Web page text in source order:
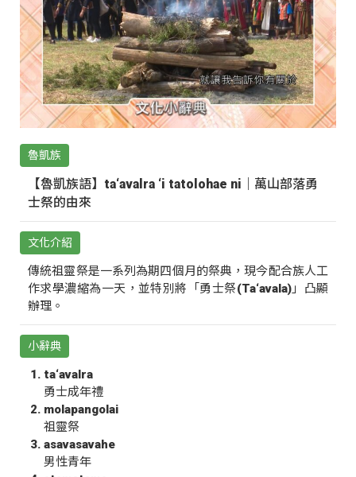
魯凱族
【魯凱族語】ta‘avalra ‘i tatolohae ni｜萬山部落勇
士祭的由來
文化介紹
傳統祖靈祭是一系列為期四個月的祭典，現今配合族人工
作求學濃縮為一天，並特別將「勇士祭(Ta‘avala)」凸顯
辦理。
小辭典
ta‘avalra
勇士成年禮
molapangolai
祖靈祭
asavasavahe
男性青年